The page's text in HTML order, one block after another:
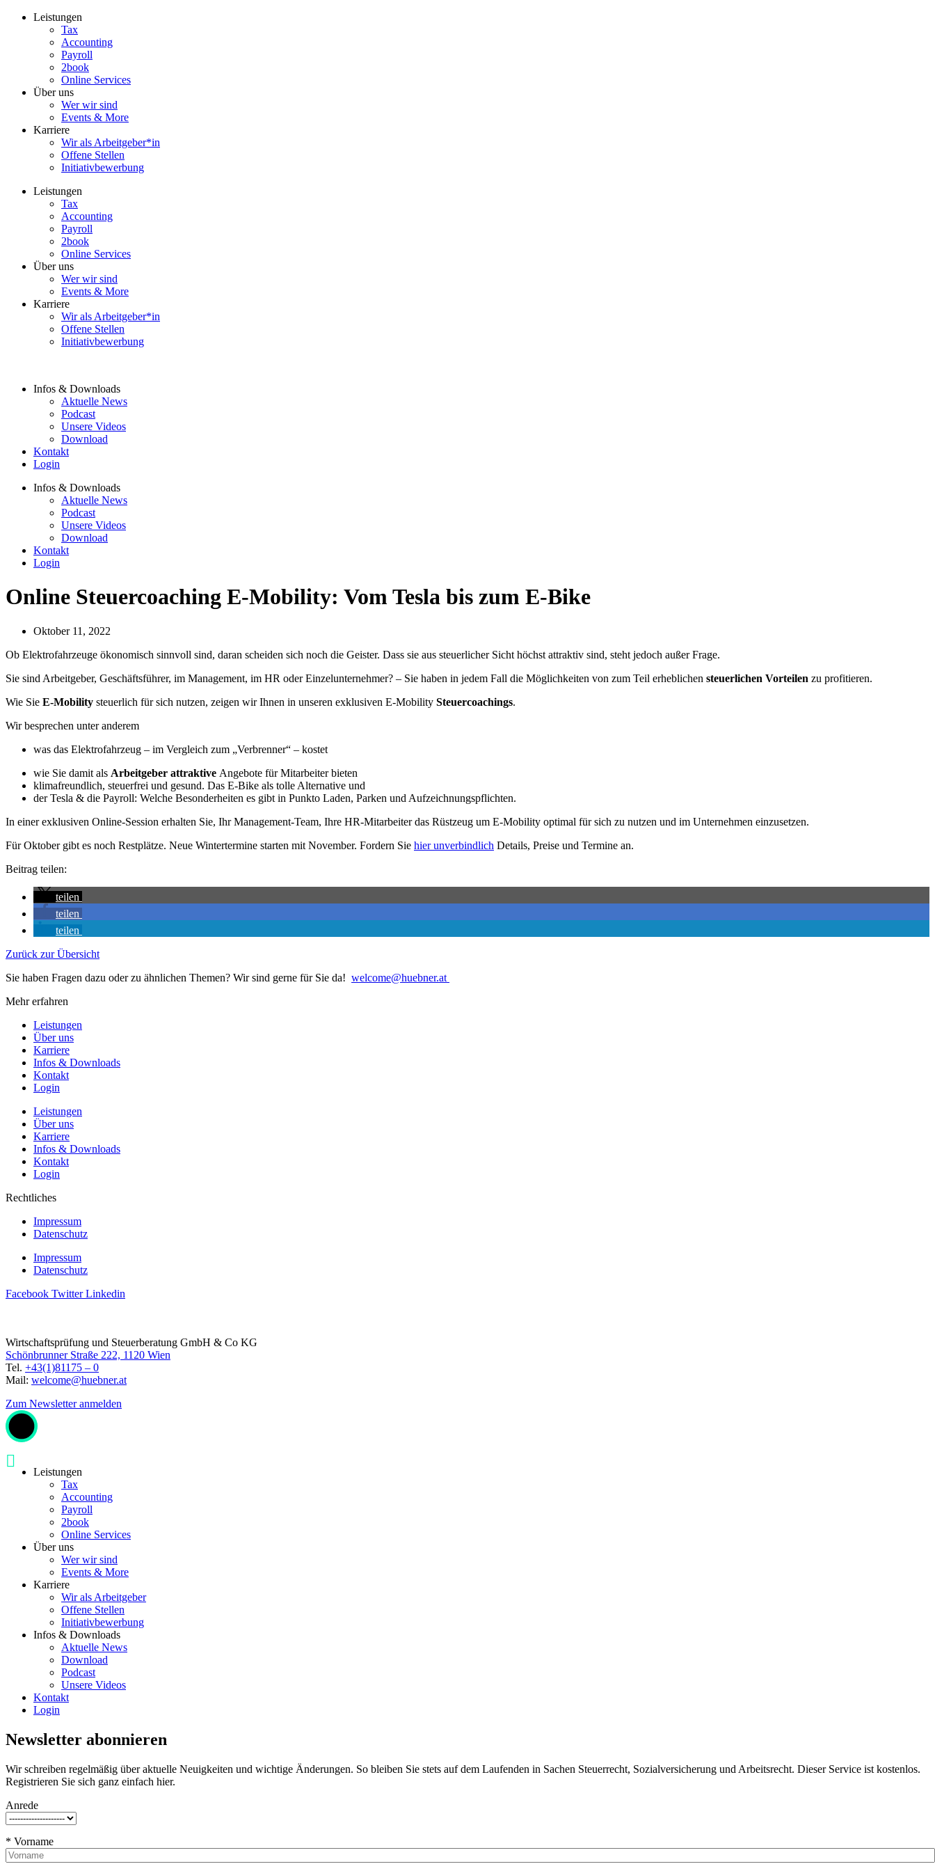
Zum
Leistungen
Tax
Accounting
Payroll
2book
Online Services
Über uns
Wer wir sind
Events & More
Karriere
Wir als Arbeitgeber*in
Offene Stellen
Initiativbewerbung
Leistungen
Tax
Accounting
Payroll
2book
Online Services
Über uns
Wer wir sind
Events & More
Karriere
Wir als Arbeitgeber*in
Offene Stellen
Initiativbewerbung
Infos & Downloads
Aktuelle News
Podcast
Unsere Videos
Download
Kontakt
Login
Infos & Downloads
Aktuelle News
Podcast
Unsere Videos
Download
Kontakt
Login
Online Steuercoaching E-Mobility: Vom Tesla bis zum E-Bike
Oktober 11, 2022
Ob Elektrofahrzeuge ökonomisch sinnvoll sind, daran scheiden sich noch die Geister. Dass sie aus steuerlicher Sicht höchst attraktiv sind, steht jedoch außer Frage.
Sie sind Arbeitgeber, Geschäftsführer, im Management, im HR oder Einzelunternehmer? – Sie haben in jedem Fall die Möglichkeiten von zum Teil erheblichen steuerlichen Vorteilen zu profitieren.
Wie Sie E-Mobility steuerlich für sich nutzen, zeigen wir Ihnen in unseren exklusiven E-Mobility Steuercoachings.
Wir besprechen unter anderem
was das Elektrofahrzeug – im Vergleich zum „Verbrenner“ – kostet
wie Sie damit als Arbeitgeber attraktive Angebote für Mitarbeiter bieten
klimafreundlich, steuerfrei und gesund. Das E-Bike als tolle Alternative und
der Tesla & die Payroll: Welche Besonderheiten es gibt in Punkto Laden, Parken und Aufzeichnungspflichten.
In einer exklusiven Online-Session erhalten Sie, Ihr Management-Team, Ihre HR-Mitarbeiter das Rüstzeug um E-Mobility optimal für sich zu nutzen und im Unternehmen einzusetzen.
Für Oktober gibt es noch Restplätze. Neue Wintertermine starten mit November. Fordern Sie hier unverbindlich Details, Preise und Termine an.
Beitrag teilen:
teilen
teilen
teilen
Zurück zur Übersicht
Sie haben Fragen dazu oder zu ähnlichen Themen? Wir sind gerne für Sie da! welcome@huebner.at
Mehr erfahren
Leistungen
Über uns
Karriere
Infos & Downloads
Kontakt
Login
Leistungen
Über uns
Karriere
Infos & Downloads
Kontakt
Login
Rechtliches
Impressum
Datenschutz
Impressum
Datenschutz
Facebook Twitter Linkedin
Wirtschaftsprüfung und Steuerberatung GmbH & Co KG
Schönbrunner Straße 222, 1120 Wien
Tel. +43(1)81175 – 0
Mail: welcome@huebner.at
Zum Newsletter anmelden
Leistungen
Tax
Accounting
Payroll
2book
Online Services
Über uns
Wer wir sind
Events & More
Karriere
Wir als Arbeitgeber
Offene Stellen
Initiativbewerbung
Infos & Downloads
Aktuelle News
Download
Podcast
Unsere Videos
Kontakt
Login
Newsletter abonnieren
Wir schreiben regelmäßig über aktuelle Neuigkeiten und wichtige Änderungen. So bleiben Sie stets auf dem Laufenden in Sachen Steuerrecht, Sozialversicherung und Arbeitsrecht. Dieser Service ist kostenlos.
Registrieren Sie sich ganz einfach hier.
Anrede
* Vorname